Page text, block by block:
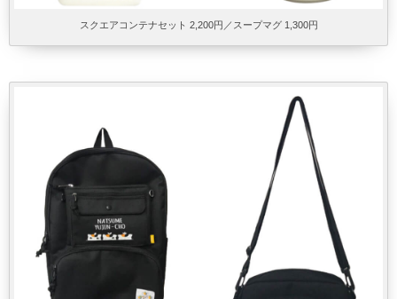
スクエアコンテナセット 2,200円／スープマグ 1,300円